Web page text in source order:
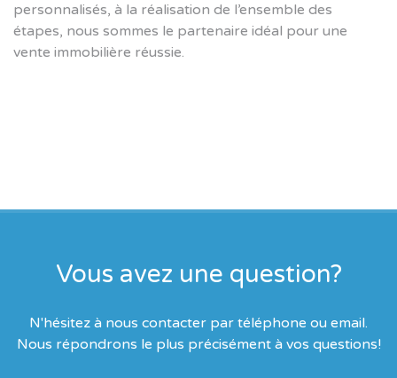
personnalisés, à la réalisation de l’ensemble des
étapes, nous sommes le partenaire idéal pour une
vente immobilière réussie.
Vous avez une question?
N'hésitez à nous contacter par téléphone ou email.
Nous répondrons le plus précisément à vos questions!